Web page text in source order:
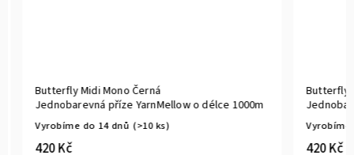
Butterfly Midi Mono Černá
Jednobarevná příze YarnMellow o délce 1000m
Vyrobíme do 14 dnů (>10 ks)
420 Kč
Butterfly
Vyrobíme
420 Kč